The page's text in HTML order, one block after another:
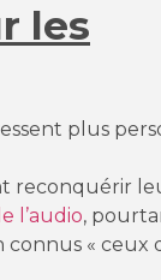
les
plus
reconquérir
l’audio,
connus «